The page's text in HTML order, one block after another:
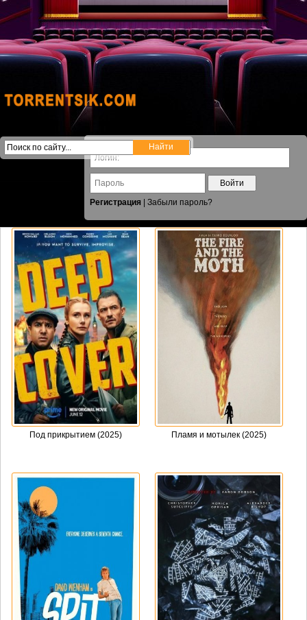
Войти
Регистрация
Забыли пароль?
Под прикрытием (2025) Пламя и мотылек (2025)